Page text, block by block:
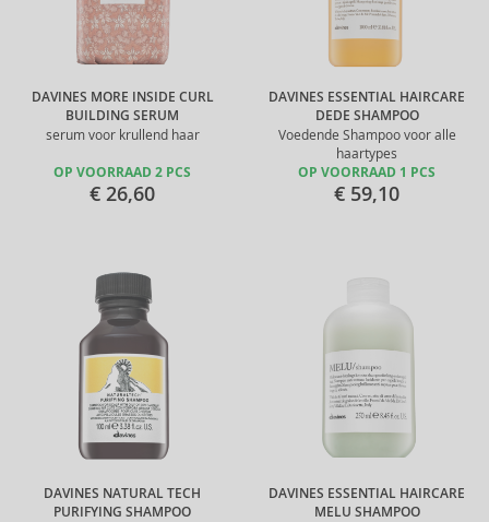
DAVINES MORE INSIDE CURL
BUILDING SERUM
serum voor krullend haar
OP VOORRAAD 2 PCS
€ 26,60
DAVINES ESSENTIAL HAIRCARE
DEDE SHAMPOO
Voedende Shampoo voor alle
haartypes
OP VOORRAAD 1 PCS
€ 59,10
DAVINES NATURAL TECH
PURIFYING SHAMPOO
DAVINES ESSENTIAL HAIRCARE
MELU SHAMPOO